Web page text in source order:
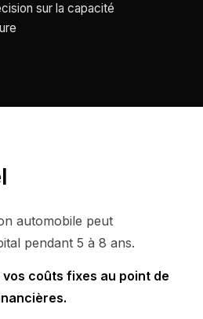
sur la capacité
automobile peut
pendant 5 à 8 ans.
coûts fixes au point de